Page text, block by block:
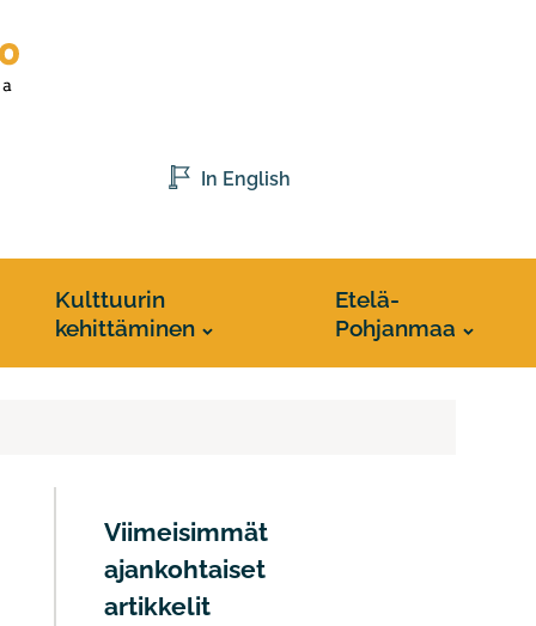
In English
Kulttuurin
kehittäminen
Etelä-
Pohjanmaa
Viimeisimmät
ajankohtaiset
artikkelit